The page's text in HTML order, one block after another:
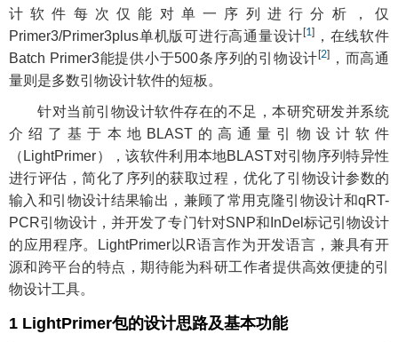
计软件每次仅能对单一序列进行分析，仅
Primer3/Primer3plus单机版可进行高通量设计[1] ，在线软件
Batch Primer3能提供小于500条序列的引物设计[2] ，而高通
量则是多数引物设计软件的短板。
针对当前引物设计软件存在的不足，本研究研发并系统
介绍了基于本地BLAST的高通量引物设计软件
（LightPrimer），该软件利用本地BLAST对引物序列特异性
进行评估，简化了序列的获取过程，优化了引物设计参数的
输入和引物设计结果输出，兼顾了常用克隆引物设计和qRT-
PCR引物设计，并开发了专门针对SNP和InDel标记引物设计
的应用程序。LightPrimer以R语言作为开发语言，兼具有开
源和跨平台的特点，期待能为科研工作者提供高效便捷的引
物设计工具。
1 LightPrimer包的设计思路及基本功能